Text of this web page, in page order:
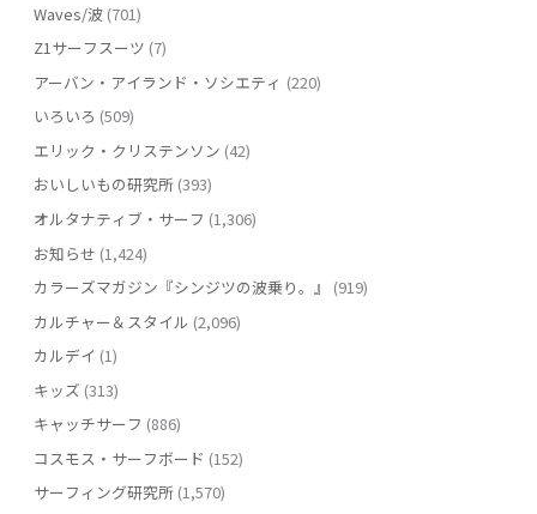
Waves/波(701)
Z1サーフスーツ (7)
アーバン・アイランド・ソシエティ (220)
いろいろ (509)
エリック・クリステンソン (42)
おいしいもの研究所(393)
オルタナティブ・サーフ (1,306)
お知らせ (1,424)
カラーズマガジン『シンジツの波乗り。』
(919)
カルチャー＆スタイル (2,096)
カルデイ (1)
キッズ (313)
キャッチサーフ (886)
コスモス・サーフボード (152)
サーフィング研究所(1,570)